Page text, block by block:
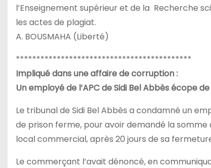
l’Enseignement supérieur et de la Recherche
les actes de plagiat.
A. BOUSMAHA (Liberté)
*******************************************
Impliqué dans une affaire de corruption :
Un employé de l’APC de Sidi Bel Abbès écope
Le tribunal de Sidi Bel Abbès a condamné un
de prison ferme, pour avoir demandé la somme
local commercial, après 20 jours de sa
Le commerçant l’avait dénoncé, en